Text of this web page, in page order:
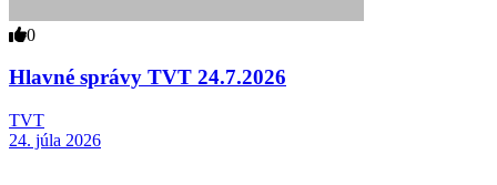
0
Hlavné správy TVT 24.7.2026
TVT
24. júla 2026